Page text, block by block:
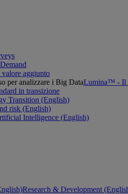
aggiunto
Lumina™ - Il
in transizione
Transition (English)
risk (English)
Intelligence (English)
Research & Development